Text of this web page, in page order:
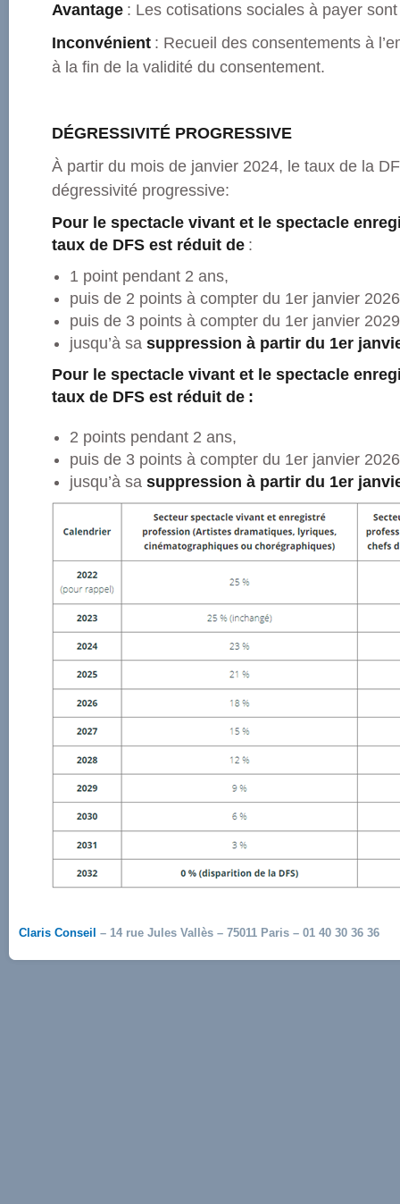
Avantage : Les cotisations sociales à payer
Inconvénient : Recueil des consentements à
à la fin de la validité du consentement.
DÉGRESSIVITÉ PROGRESSIVE
À partir du mois de janvier 2024, le taux de la
dégressivité progressive:
Pour le spectacle vivant et le spectacle
taux de DFS est réduit de :
1 point pendant 2 ans,
puis de 2 points à compter du 1er janvier
puis de 3 points à compter du 1er janvier
jusqu’à sa suppression à partir du 1er
Pour le spectacle vivant et le spectacle
taux de DFS est réduit de :
2 points pendant 2 ans,
puis de 3 points à compter du 1er janvier
jusqu’à sa suppression à partir du 1er
Claris Conseil – 14 rue Jules Vallès – 75011 Paris – 01 40 30 36 36